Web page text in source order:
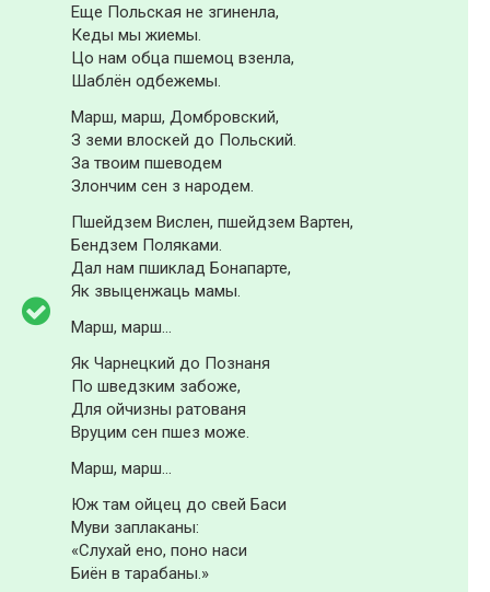
Еще Польская не згиненла,
Кеды мы жиемы.
Цо нам обца пшемоц взенла,
Шаблён одбежемы.
Марш, марш, Домбровский,
З земи влоскей до Польский.
За твоим пшеводем
Злончим сен з народем.
Пшейдзем Вислен, пшейдзем Вартен,
Бендзем Поляками.
Дал нам пшиклад Бонапарте,
Як звыценжаць мамы.
Марш, марш…
Як Чарнецкий до Познаня
По шведзким забоже,
Для ойчизны ратованя
Вруцим сен пшез може.
Марш, марш…
Юж там ойцец до свей Баси
Муви заплаканы:
«Слухай ено, поно наси
Биён в тарабаны.»